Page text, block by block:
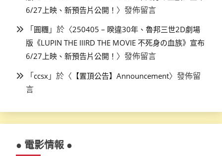
6/27上映、新預告片公開！ 〉發佈留言
「圓糰 」於〈250405 – 睽違30年、魯邦三世2D劇場
版《LUPIN THE IIIRD THE MOVIE 不死身の血族》宣布
6/27上映、新預告片公開！ 〉發佈留言
「ccsx 」於〈 【置頂公告】Announcement〉發佈留
言
● 電影情報 ●